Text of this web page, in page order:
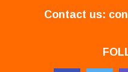
Contact us: